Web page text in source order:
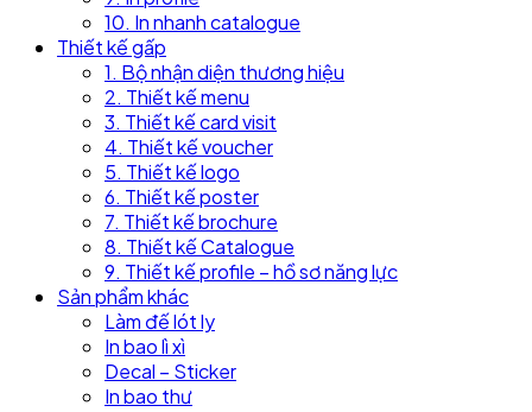
10. In nhanh catalogue
Thiết kế gấp
1. Bộ nhận diện thương hiệu
2. Thiết kế menu
3. Thiết kế card visit
4. Thiết kế voucher
5. Thiết kế logo
6. Thiết kế poster
7. Thiết kế brochure
8. Thiết kế Catalogue
9. Thiết kế profile – hồ sơ năng lực
Sản phẩm khác
Làm đế lót ly
In bao lì xì
Decal – Sticker
In bao thư